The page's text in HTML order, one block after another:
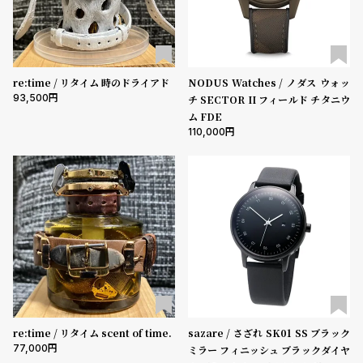
る
質
問
合
わ
せ
re:time / リタイム 時のドライアド
93,500
NODUS Watches / ノダス ウォッ
チ SECTOR II フィールド チタニウ
ム FDE
110,000
re:time / リタイム scent of time.
77,000
sazare / さざれ SK01 SS ブラック
ミラー フィニッシュ ブラックダイヤ